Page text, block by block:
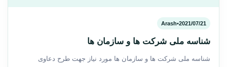
2021/07/21
•
Arash
شناسه ملی شرکت ها و سازمان ها
شناسه ملی شرکت ها و سازمان ها مورد نیاز جهت طرح دعاوی